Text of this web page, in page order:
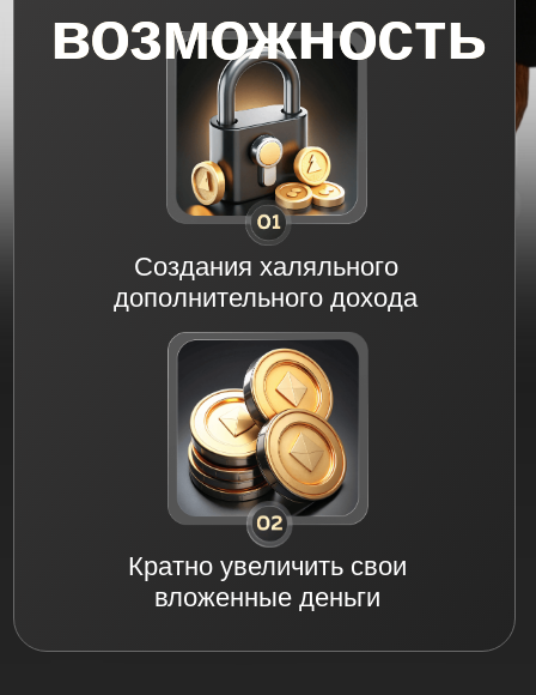
Этот курс
для вас,
если вы:
Готовы сделать первые шаги в
криптовалюте, но информации так
много, что вы не знаете, кому
халяльно